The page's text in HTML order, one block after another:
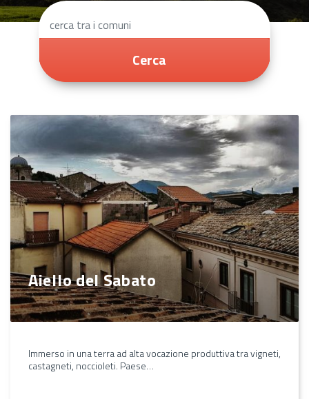
Cerca
Aiello del Sabato
Immerso in una terra ad alta vocazione produttiva tra vigneti,
castagneti, noccioleti. Paese…